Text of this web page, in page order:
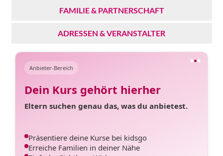
FAMILIE & PARTNERSCHAFT
ADRESSEN & VERANSTALTER
Anbieter-Bereich
Dein Kurs gehört hierher
Eltern suchen genau das, was du anbietest.
Präsentiere deine Kurse bei kidsgo
Erreiche Familien in deiner Nähe